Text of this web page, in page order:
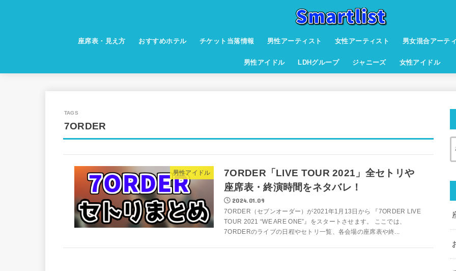
座席表・見え方 おすすめホテル チケット当落情報 男性アーティスト 女性アーティスト 男女混合アーテ
男性アイドル LDHグループ ジャニーズ 女性アイドル
7ORDER
男性アイドル
7ORDER「LIVE TOUR 2021」全セトリや
座席表・終演時間をネタバレ！
2024.01.09
7ORDER（セブンオーダー）が2021年1月13日から 『7ORDER LIVE
TOUR 2021 “WE ARE ONE”』をスタートさせます。 ここでは、
7ORDERのライブの日程やセトリ一覧、各会場の座席表や終...